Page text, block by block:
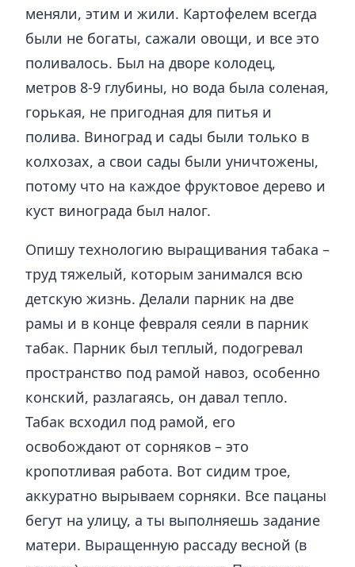
меняли, этим и жили. Картофелем всегда
были не богаты, сажали овощи, и все это
поливалось. Был на дворе колодец,
метров 8-9 глубины, но вода была соленая,
горькая, не пригодная для питья и
полива. Виноград и сады были только в
колхозах, а свои сады были уничтожены,
потому что на каждое фруктовое дерево и
куст винограда был налог.
Опишу технологию выращивания табака –
труд тяжелый, которым занимался всю
детскую жизнь. Делали парник на две
рамы и в конце февраля сеяли в парник
табак. Парник был теплый, подогревал
пространство под рамой навоз, особенно
конский, разлагаясь, он давал тепло.
Табак всходил под рамой, его
освобождают от сорняков – это
кропотливая работа. Вот сидим трое,
аккуратно вырываем сорняки. Все пацаны
бегут на улицу, а ты выполняешь задание
матери. Выращенную рассаду весной (в